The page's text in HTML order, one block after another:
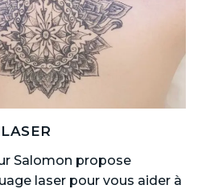
Salomon propose
laser pour vous aider à